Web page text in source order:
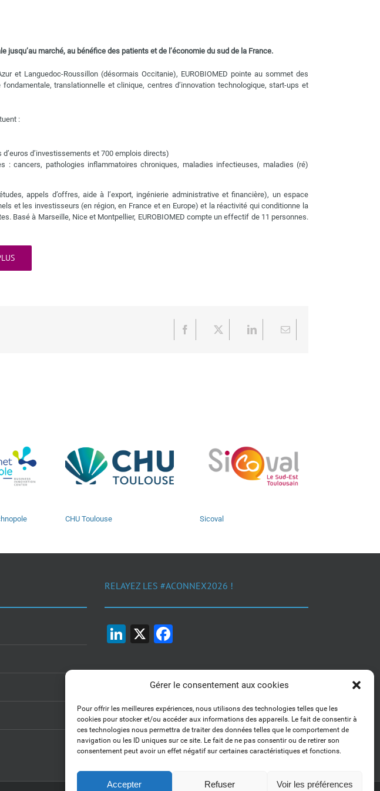
Gérer le consentement aux cookies
Pour offrir les meilleures expériences, nous utilisons des technologies telles que les
cookies pour stocker et/ou accéder aux informations des appareils. Le fait de consentir à
ces technologies nous permettra de traiter des données telles que le comportement de
navigation ou les ID uniques sur ce site. Le fait de ne pas consentir ou de retirer son
consentement peut avoir un effet négatif sur certaines caractéristiques et fonctions.
Accepter Refuser Voir les préférences
marché, au bénéfice des patients et de l’économie du sud de la France.
et Languedoc-Roussillon (désormais Occitanie), EUROBIOMED pointe au sommet des
translationnelle et clinique, centres d’innovation technologique, start-ups et
:
d’investissements et 700 emplois directs)
cancers, pathologies inflammatoires chroniques, maladies infectieuses, maladies (ré)
appels d’offres, aide à l’export, ingénierie administrative et financière), un espace
et les investisseurs (en région, en France et en Europe) et la réactivité qui conditionne la
Basé à Marseille, Nice et Montpellier, EUROBIOMED compte un effectif de 11 personnes.
Facebook LinkedInEmail
CHU Toulouse Sicoval
RELAYEZ LES #ACONNEX2026 !
LinkedIn
X
1, 2, 3... Buzzez !
Découvrez nos kits communication